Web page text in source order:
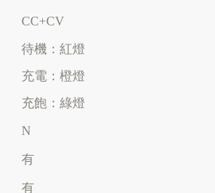
CC+CV
待機：紅燈
充電：橙燈
充飽：綠燈
N
有
有